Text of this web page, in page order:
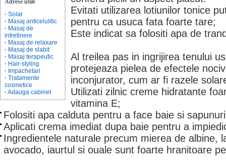
Adrese utile
· Solar
· Masaj anticelulitic
· Masaj de
intretinere
· Masaj de relaxare
· Masaj de slabit
· Masaj terapeutic
· Hair-styling
· Impachetari
· Tratamente
cosmetice
· Adauga cabinet
Evitati utilizarea lotiunilor tonice
pentru ca usuca fata foarte tare;
Este indicat sa folositi apa de
Al treilea pas in ingrijirea tenului
protejeaza pielea de efectele
inconjurator, cum ar fi razele
Utilizati zilnic creme hidratante
vitamina E;
Folositi apa calduta pentru a face baie si
Aplicati crema imediat dupa baie pentru a
Ingredientele naturale precum mierea de albine,
avocado, iaurtul si ouale sunt foarte hranitoare